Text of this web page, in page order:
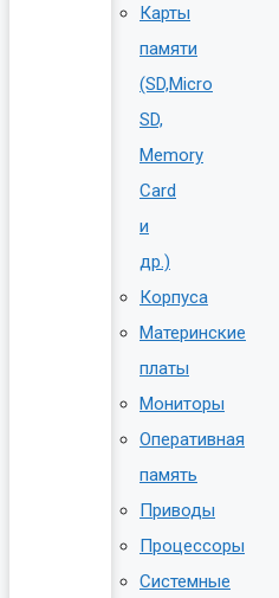
Карты
памяти
(SD,Micro
SD,
Memory
Card
и
др.)
Корпуса
Материнские
платы
Мониторы
Оперативная
память
Приводы
Процессоры
Системные